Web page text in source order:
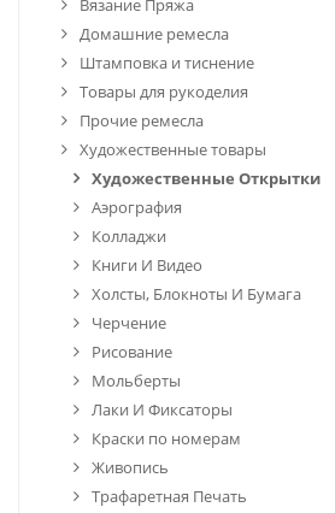
Вязание Пряжа
Домашние ремесла
Штамповка и тиснение
Товары для рукоделия
Прочие ремесла
Художественные товары
Художественные Открытки
Аэрография
Колладжи
Книги И Видео
Холсты, Блокноты И Бумага
Черчение
Рисование
Мольберты
Лаки И Фиксаторы
Краски по номерам
Живопись
Трафаретная Печать